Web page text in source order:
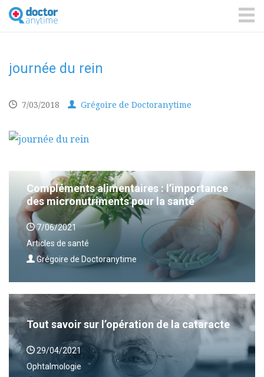
DoctorAnyTime
You
are
journée du rein
7/03/2018 Grégoire de Doctoranytime
Compléments alimentaires : l’importance
des micronutriments pour la santé
7/06/2021
Articles de santé
Grégoire de Doctoranytime
Tout savoir sur l’opération de la cataracte
29/04/2021
Ophtalmologie